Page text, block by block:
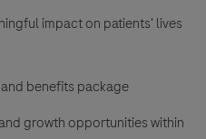
impact on patients' lives
benefits package
growth opportunities within